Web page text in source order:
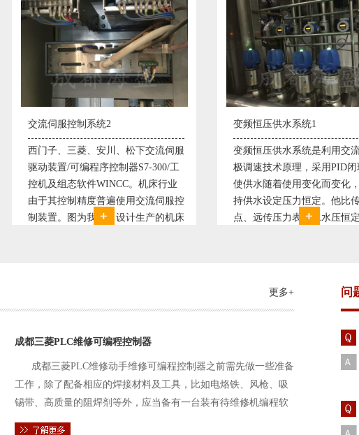
变频恒压供水系统1
变频恒压供水系统是利用交流电机无
极调速技术原理，采用PID闭环控制
使供水随着使用变化而变化，从而维
持供水设定压力恒定。他比传统电接
点、远传压力表供水水压恒定，因此
直流调速控制系统1
西门子6RA70直流驱动装置/
590P直流调速装置/可编程序
S7-300，S7-400/工控机及组
WINCC 冶金行业由于其控制
普遍使用直流驱动装置，图
更多+
成都三菱PLC维修可编程控制器
成都三菱PLC维修动手维修可编程控制器之前需先做一些准备
工作，除了配备相应的焊接材料及工具，比如电烙铁、风枪、吸
锡带、高质量的阻焊剂等外，应当备有一台装有待维修机编程软
件的电路及通信电缆。这一是由于待修机常常是从工作系统中拆
问